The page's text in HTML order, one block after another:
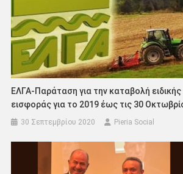
ΕΛΓΑ-Παράταση για την καταβολή
εισφοράς για το 2019 έως τις 30
30 Σεπτεμβρίου 2020 Pieria Social